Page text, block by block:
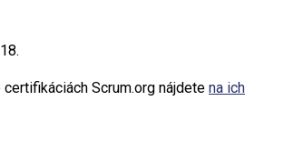
Scrum.org nájdete na ich